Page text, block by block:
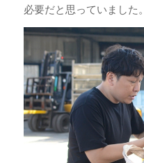
必要だと思っていました。